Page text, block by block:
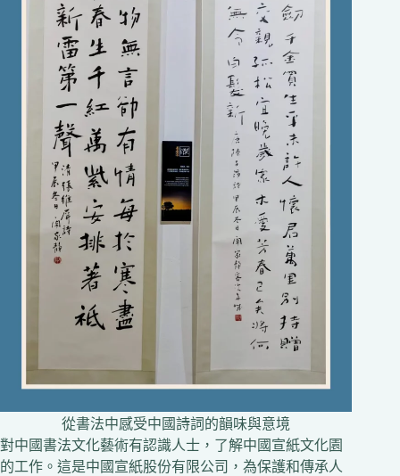
從書法中感受中國詩詞的韻味與意境
對中國書法文化藝術有認識人士，了解中國宣紙文化園
的工作。這是中國宣紙股份有限公司，為保護和傳承人